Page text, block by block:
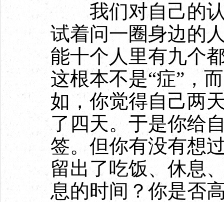
我们对自己的认
试着问一圈身边的
能十个人里有九个
这根本不是“症”，
如，你觉得自己两
了四天。于是你给
签。但你有没有想
留出了吃饭、休息
息的时间？你是否